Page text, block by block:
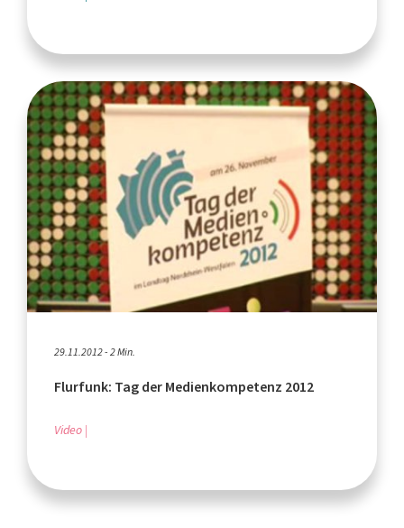
29.11.2012 - 2 Min.
Flurfunk: Tag der Medienkompetenz 2012
Video